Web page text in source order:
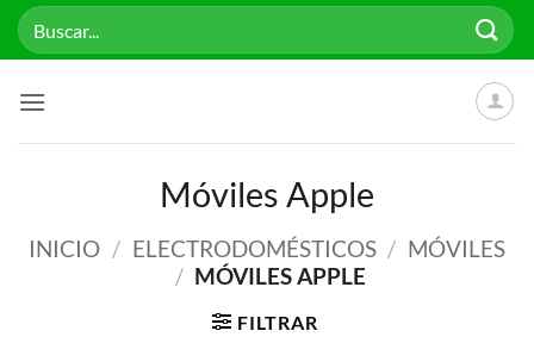
Saltar
Buscar
por:
Móviles Apple
INICIO / ELECTRODOMÉSTICOS / MÓVILES
/ MÓVILES APPLE
FILTRAR